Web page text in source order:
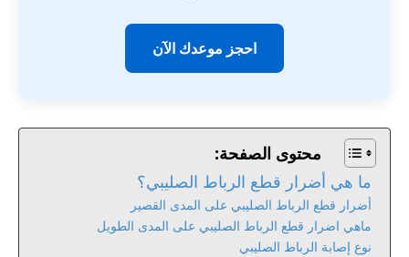
احجز موعدك الآن
محتوى الصفحة:
ما هي أضرار قطع الرباط الصليبي؟
أضرار قطع الرباط الصليبي على المدى القصير
ماهي اضرار قطع الرباط الصليبي على المدى الطويل
نوع إصابة الرباط الصليبي